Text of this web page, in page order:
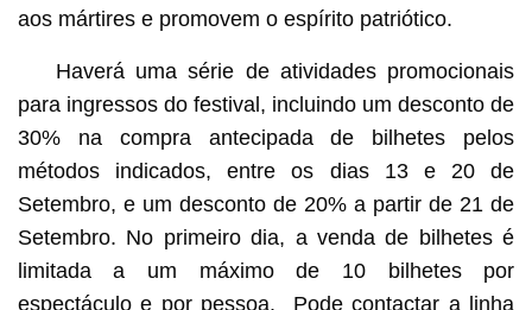
aos mártires e promovem o espírito patriótico.
Haverá uma série de atividades promocionais
para ingressos do festival, incluindo um desconto de
30% na compra antecipada de bilhetes pelos
métodos indicados, entre os dias 13 e 20 de
Setembro, e um desconto de 20% a partir de 21 de
Setembro. No primeiro dia, a venda de bilhetes é
limitada a um máximo de 10 bilhetes por
espectáculo e por pessoa. Pode contactar a linha